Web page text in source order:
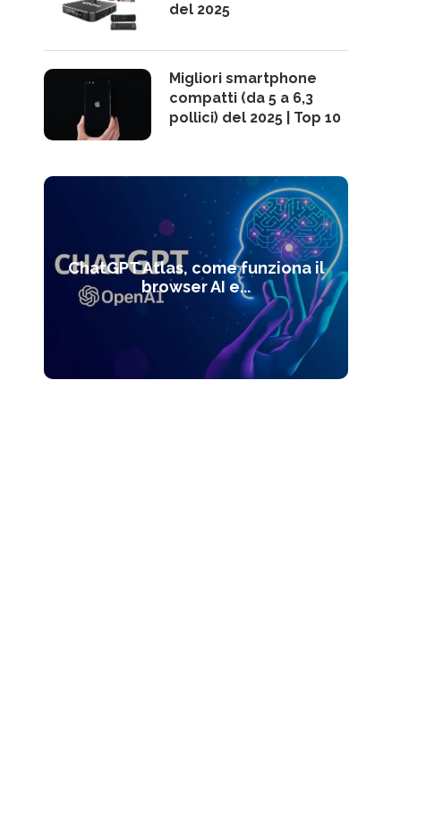
del 2025
Migliori smartphone
compatti (da 5 a 6,3
pollici) del 2025 | Top 10
ChatGPT Atlas, come funziona il
browser AI e...